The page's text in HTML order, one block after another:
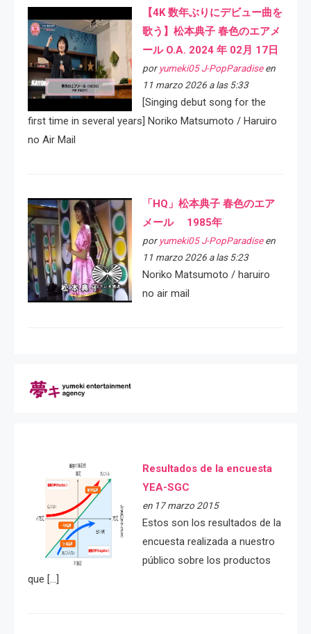
【4K 数年ぶりにデビュー曲を
歌う】松本典子 春色のエアメ
ール O.A. 2024 年 02月 17日
por yumeki05 J-PopParadiseen
11 marzo 2026 a las 5:33
[Singing debut song for the
first time in several years] Noriko Matsumoto / Haruiro
no Air Mail
「HQ」松本典子 春色のエア
メール 1985年
por yumeki05 J-PopParadiseen
11 marzo 2026 a las 5:23
Noriko Matsumoto / haruiro
no air mail
Resultados de la encuesta
YEA-SGC
en 17 marzo 2015
Estos son los resultados de la
encuesta realizada a nuestro
público sobre los productos
que […]